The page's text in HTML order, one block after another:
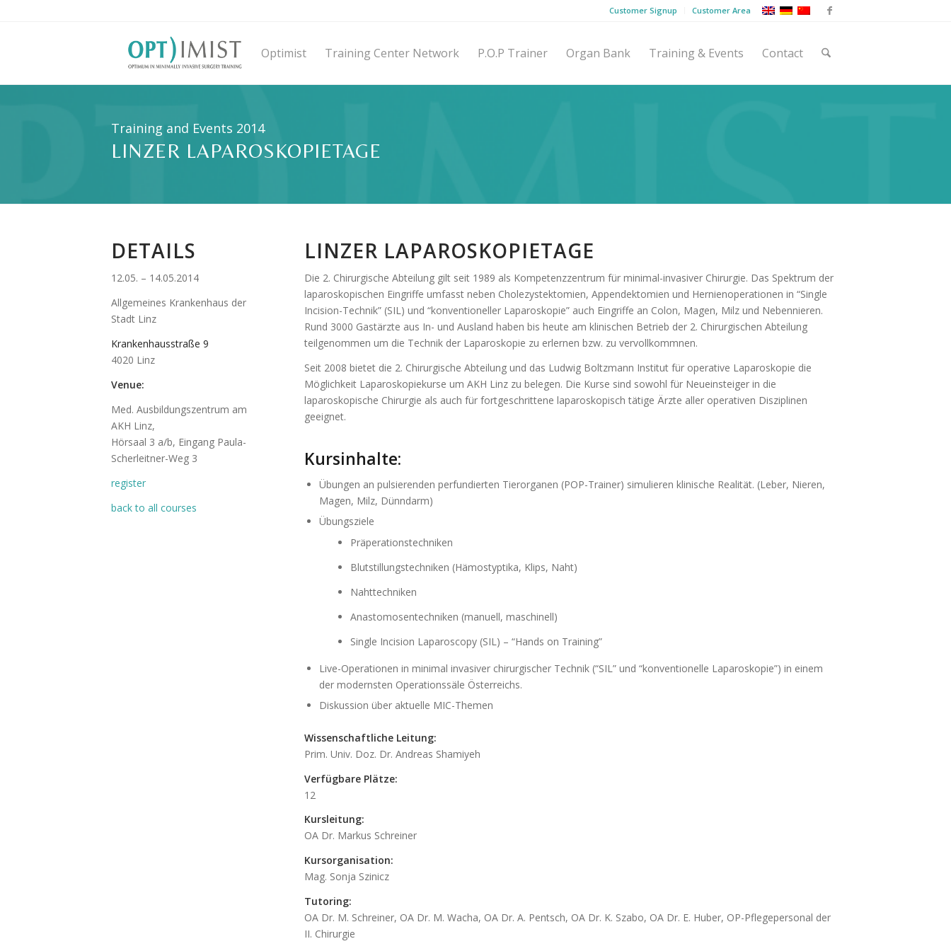
Customer Signup Customer Area
Optimist Training Center Network P.O.P Trainer Organ Bank Training & Events Contact
Training and Events 2014
LINZER LAPAROSKOPIETAGE
DETAILS
12.05. – 14.05.2014
Allgemeines Krankenhaus der
Stadt Linz
Krankenhausstraße 9
4020 Linz
Venue:
Med. Ausbildungszentrum am
AKH Linz,
Hörsaal 3 a/b, Eingang Paula-
Scherleitner-Weg 3
register
back to all courses
LINZER LAPAROSKOPIETAGE
Die 2. Chirurgische Abteilung gilt seit 1989 als Kompetenzzentrum für minimal-invasiver Chirurgie. Das Spektrum der
laparoskopischen Eingriffe umfasst neben Cholezystektomien, Appendektomien und Hernienoperationen in “Single
Incision-Technik” (SIL) und “konventioneller Laparoskopie” auch Eingriffe an Colon, Magen, Milz und Nebennieren.
Rund 3000 Gastärzte aus In- und Ausland haben bis heute am klinischen Betrieb der 2. Chirurgischen Abteilung
teilgenommen um die Technik der Laparoskopie zu erlernen bzw. zu vervollkommnen.
Seit 2008 bietet die 2. Chirurgische Abteilung und das Ludwig Boltzmann Institut für operative Laparoskopie die
Möglichkeit Laparoskopiekurse um AKH Linz zu belegen. Die Kurse sind sowohl für Neueinsteiger in die
laparoskopische Chirurgie als auch für fortgeschrittene laparoskopisch tätige Ärzte aller operativen Disziplinen
geeignet.
Kursinhalte:
Übungen an pulsierenden perfundierten Tierorganen (POP-Trainer) simulieren klinische Realität. (Leber, Nieren,
Magen, Milz, Dünndarm)
Übungsziele
Präperationstechniken
Blutstillungstechniken (Hämostyptika, Klips, Naht)
Nahttechniken
Anastomosentechniken (manuell, maschinell)
Single Incision Laparoscopy (SIL) – “Hands on Training”
Live-Operationen in minimal invasiver chirurgischer Technik (“SIL” und “konventionelle Laparoskopie”) in einem
der modernsten Operationssäle Österreichs.
Diskussion über aktuelle MIC-Themen
Wissenschaftliche Leitung:
Prim. Univ. Doz. Dr. Andreas Shamiyeh
Verfügbare Plätze:
12
Kursleitung:
OA Dr. Markus Schreiner
Kursorganisation:
Mag. Sonja Szinicz
Tutoring:
OA Dr. M. Schreiner, OA Dr. M. Wacha, OA Dr. A. Pentsch, OA Dr. K. Szabo, OA Dr. E. Huber, OP-Pflegepersonal der
II. Chirurgie